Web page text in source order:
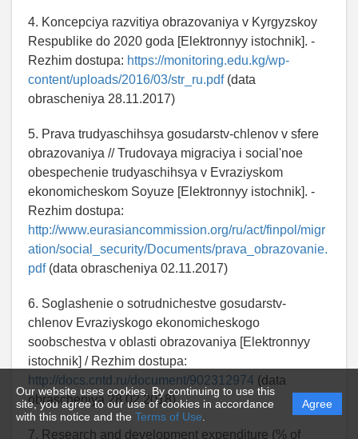
Our website uses cookies. By continuing to use this
site, you agree to our use of cookies in accordance
with this notice and the Terms of Use
Agree
4. Koncepciya razvitiya obrazovaniya v Kyrgyzskoy
Respublike do 2020 goda [Elektronnyy istochnik]. -
Rezhim dostupa: https://monitoring.edu.kg/wp-
content/uploads/2016/03/str_ru.pdf(data
obrascheniya 28.11.2017)
5. Prava trudyaschihsya gosudarstv-chlenov v sfere
obrazovaniya // Trudovaya migraciya i social'noe
obespechenie trudyaschihsya v Evraziyskom
ekonomicheskom Soyuze [Elektronnyy istochnik]. -
Rezhim dostupa:
http://www.eurasiancommission.org/ru/act/finpol/migr
ation/social_security/Documents/prava_obrazovanie.
pdf(data obrascheniya 02.11.2017)
6. Soglashenie o sotrudnichestve gosudarstv-
chlenov Evraziyskogo ekonomicheskogo
soobschestva v oblasti obrazovaniya [Elektronnyy
istochnik] / Rezhim dostupa:
http://docs.cntd.ru/document/902312974 (data
obrascheniya 28.02.2018)
7. Research and development expenditure (% of